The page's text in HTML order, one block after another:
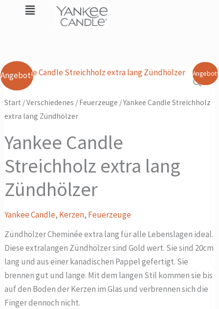
Flyout
Angebot!
Start /Verschiedenes / Feuerzeuge / Yankee Candle Streichholz
extra lang Zündhölzer
Yankee Candle
Streichholz extra lang
Zündhölzer
Yankee Candle, Kerzen, Feuerzeuge
Zündhölzer Cheminée extra lang für alle Lebenslagen ideal.
Diese extralangen Zündhölzer sind Gold wert. Sie sind 20cm
lang und aus einer kanadischen Pappel gefertigt. Sie
brennen gut und lange. Mit dem langen Stil kommen sie bis
auf den Boden der Kerzen im Glas und verbrennen sich die
Finger dennoch nicht.
Yankee
Candle
Streichholz
extra
Zündhölzer
Ursprünglicher
war:
9,90 CHF
Aktueller
ist:
Angebot!
Dieses
weist
mehrere
auf.
Optionen
auf
Produktseite
gewählt
werden
Angebot!
Dieses
weist
mehrere
auf.
Optionen
auf
Produktseite
gewählt
werden
Angebot!
Dieses
Produkt
weist
Optionen
gewählt
werden
Streichholz
extra
Menge